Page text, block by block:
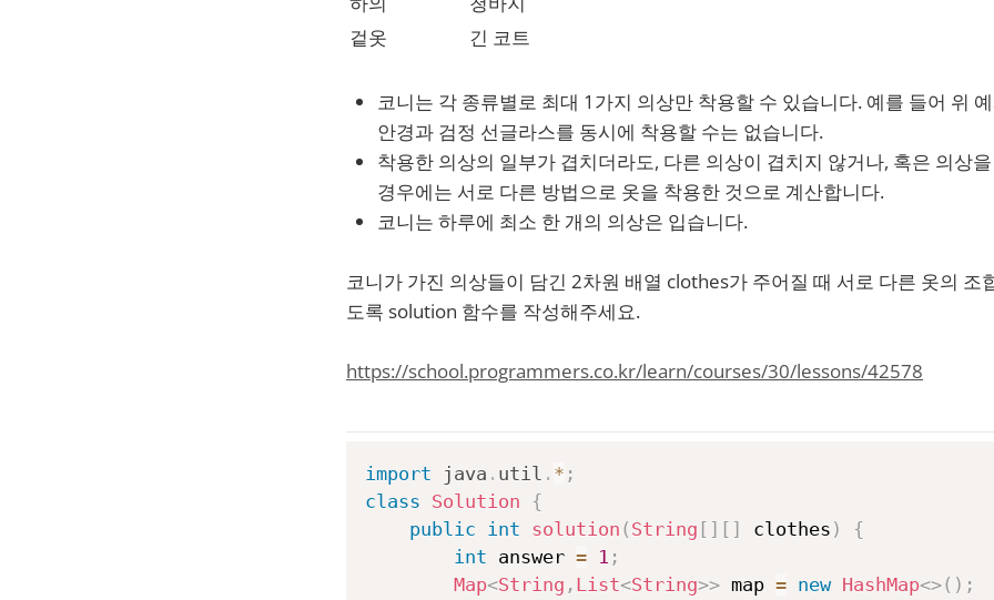
겉옷
긴 코트
코니는 각 종류별로 최대 1가지 의상만 착용할 수 있습니다. 예를 들어 위
안경과 검정 선글라스를 동시에 착용할 수는 없습니다.
착용한 의상의 일부가 겹치더라도, 다른 의상이 겹치지 않거나, 혹은 의상
경우에는 서로 다른 방법으로 옷을 착용한 것으로 계산합니다.
코니는 하루에 최소 한 개의 의상은 입습니다.
코니가 가진 의상들이 담긴 2차원 배열 clothes가 주어질 때 서로 다른 옷의
도록 solution 함수를 작성해주세요.
https://school.programmers.co.kr/learn/courses/30/lessons/42578
import java . util . * ;
class Solution
{
public int solution ( String [ ] [ ] clothes )
{
int answer = 1 ;
Map<String , List<String>> map = new HashMap<>( ) ;